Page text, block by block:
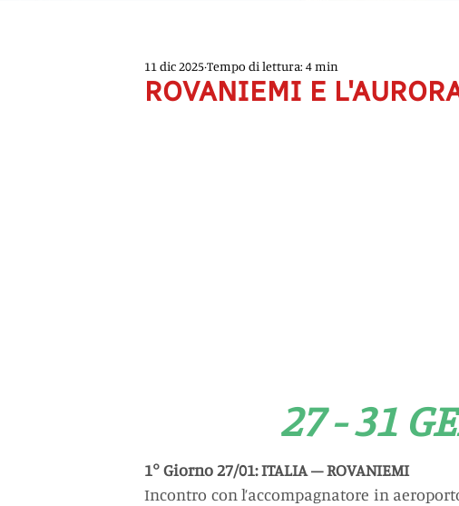
ROVANIEMI E
11 dic 2025Tempo di lettura: 4 min
27 - 31
1° Giorno 27/01: ITALIA – ROVANIEMI
Incontro con l’accompagnatore in